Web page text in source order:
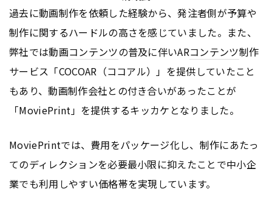
過去に動画制作を依頼した経験から、発注者側が予算や
制作に関するハードルの高さを感じていました。また、
弊社では動画コンテンツの普及に伴いARコンテンツ制作
サービス「COCOAR（ココアル）」を提供していたこと
もあり、動画制作会社との付き合いがあったことが
「MoviePrint」を提供するキッカケとなりました。
MoviePrintでは、費用をパッケージ化し、制作にあたっ
てのディレクションを必要最小限に抑えたことで中小企
業でも利用しやすい価格帯を実現しています。